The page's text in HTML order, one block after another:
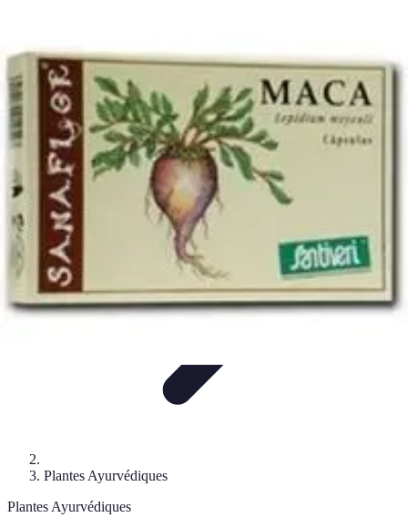
DoshasPlantes et Remèdes
Santé Ayurvédique
Plantes Ayurvédiques
Plantes Ayurvédiques